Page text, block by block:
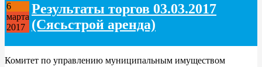
6
марта
2017
Результаты торгов 03.03.2017
(Сясьстрой аренда)
Комитет по управлению муниципальным имуществом